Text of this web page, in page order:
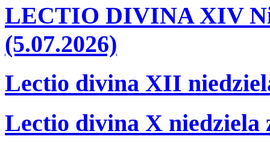
LECTIO DIVINA XIV
(5.07.2026)
Lectio divina XII
Lectio divina X niedziela